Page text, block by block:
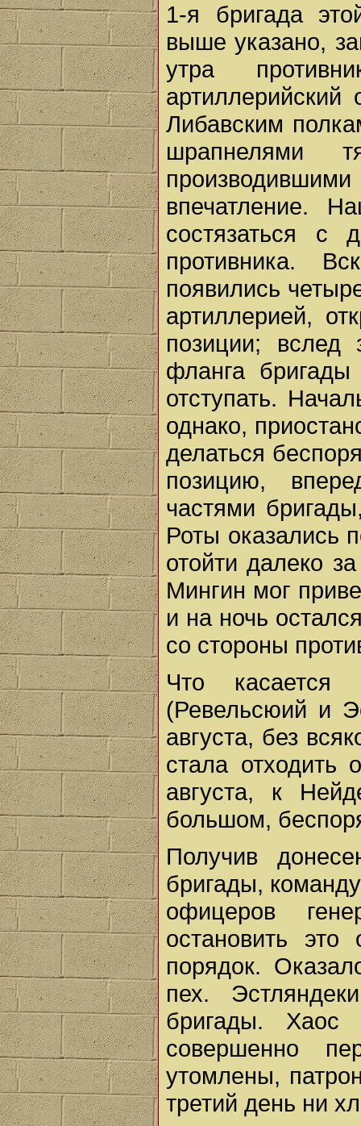
1-я бригада
выше указано,
утра
Либавским
шрапнелями
впечатление.
состязаться с
противника.
появились
артиллерией,
позиции; вслед
фланга бригады
отступать.
однако,
делаться
позицию,
частями
Роты оказались
отойти далеко
Мингин мог
и на ночь
со стороны
Что
(Ревельсюий и
августа, без
стала отходить
августа, к
большом,
Получив
бригады,
офицеров
остановить это
порядок.
пех.
бригады.
совершенно
утомлены,
третий день ни